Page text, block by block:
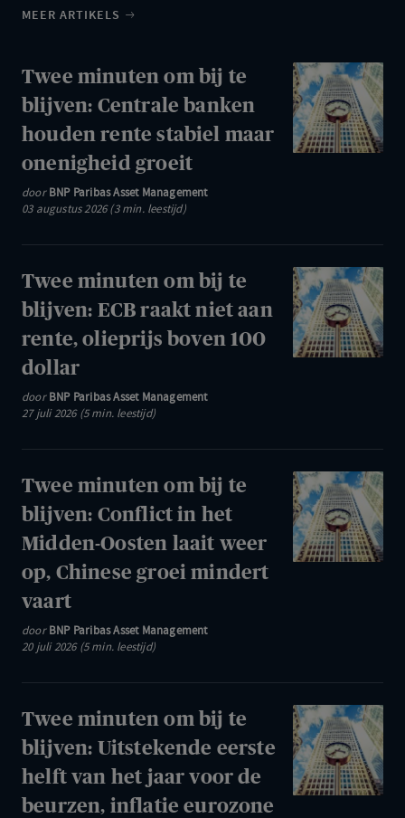
MEER ARTIKELS
Twee
minuten
om
bij
banken
houden
rente
stabiel
maar
Twee minuten om bij te
blijven: Centrale banken
houden rente stabiel maar
onenigheid groeit
doorBNP Paribas Asset Management
03 augustus 2026 (3 min. leestijd)
Twee
minuten
om
bij
raakt
niet
aan
rente,
olieprijs
Twee minuten om bij te
blijven: ECB raakt niet aan
rente, olieprijs boven 100
dollar
doorBNP Paribas Asset Management
27 juli 2026 (5 min. leestijd)
Twee
minuten
om
bij
het
Midden-
Oosten
laait
weer
op,
Twee minuten om bij te
blijven: Conflict in het
Midden-Oosten laait weer
op, Chinese groei mindert
vaart
doorBNP Paribas Asset Management
20 juli 2026 (5 min. leestijd)
Twee
minuten
om
bij
Twee minuten om bij te
blijven: Uitstekende eerste
helft van het jaar voor de
beurzen, inflatie eurozone